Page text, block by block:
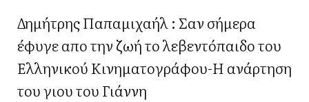
Δημήτρης Παπαμιχαήλ : Σαν σήμερα
έφυγε απο την ζωή το λεβεντόπαιδο του
Ελληνικού Κινηματογράφου-Η ανάρτηση
του γιου του Γιάννη